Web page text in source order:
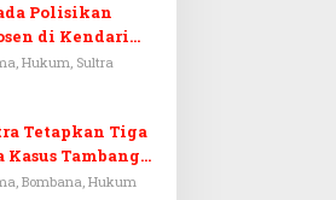
Polisikan
di Kendari
Puluhan Miliar
Hukum, Sultra
Tetapkan Tiga
Kasus Tambang
di Bombana
Bombana, Hukum